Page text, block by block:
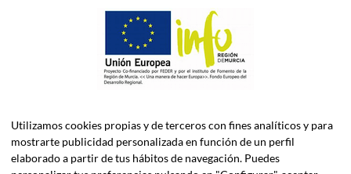
Utilizamos cookies propias y de terceros con fines analíticos y para
mostrarte publicidad personalizada en función de un perfil
elaborado a partir de tus hábitos de navegación. Puedes